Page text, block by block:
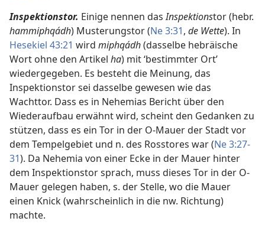
Inspektionstor. Einige nennen dasInspektionstor (hebr.
hammiphqádh) Musterungstor (Ne 3:31, de Wette). In
Hesekiel 43:21 wird miphqádh(dasselbe hebräische
Wort ohne den Artikel ha) mit ‘bestimmter Ort’
wiedergegeben. Es besteht die Meinung, das
Inspektionstor sei dasselbe gewesen wie das
Wachttor. Dass es in Nehemias Bericht über den
Wiederaufbau erwähnt wird, scheint den Gedanken zu
stützen, dass es ein Tor in der O-Mauer der Stadt vor
dem Tempelgebiet und n. des Rosstores war (Ne 3:27-
31). Da Nehemia von einer Ecke in der Mauer hinter
dem Inspektionstor sprach, muss dieses Tor in der O-
Mauer gelegen haben, s. der Stelle, wo die Mauer
einen Knick (wahrscheinlich in die nw. Richtung)
machte.